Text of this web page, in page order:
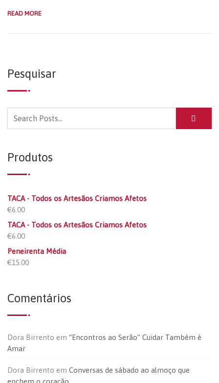
READ MORE
Pesquisar
Produtos
TACA - Todos os Artesãos Criamos Afetos
€6.00
TACA - Todos os Artesãos Criamos Afetos
€6.00
Peneirenta Média
€15.00
Comentários
Dora Birrento em “Encontros ao Serão” Cuidar Também é
Amar
Dora Birrento em Conversas de sábado ao almoço que
enchem o coração